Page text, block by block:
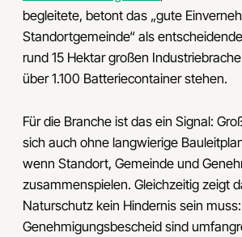
begleitete, betont das „gute
Standortgemeinde“ als
rund 15 Hektar großen
über 1.100 Batteriecontainer stehen.
Für die Branche ist das ein Signal:
sich auch ohne langwierige
wenn Standort, Gemeinde und
zusammenspielen. Gleichzeitig zeigt
Naturschutz kein Hindernis sein
Genehmigungsbescheid sind